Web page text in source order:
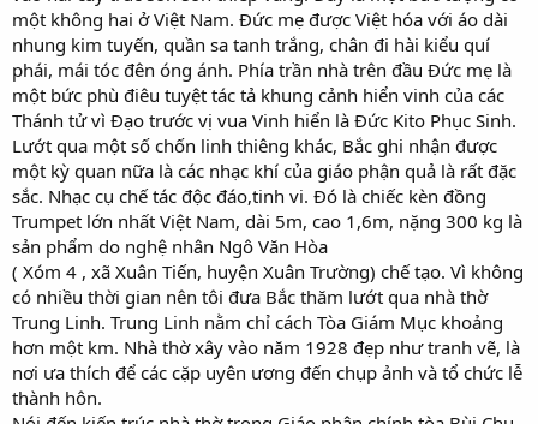
một không hai ở Việt Nam. Đức mẹ được Việt hóa với áo dài
nhung kim tuyến, quần sa tanh trắng, chân đi hài kiểu quí
phái, mái tóc đên óng ánh. Phía trần nhà trên đầu Đức mẹ là
một bức phù điêu tuyệt tác tả khung cảnh hiển vinh của các
Thánh tử vì Đạo trước vị vua Vinh hiển là Đức Kito Phục Sinh.
Lướt qua một số chốn linh thiêng khác, Bắc ghi nhận được
một kỳ quan nữa là các nhạc khí của giáo phận quả là rất đặc
sắc. Nhạc cụ chế tác độc đáo,tinh vi. Đó là chiếc kèn đồng
Trumpet lớn nhất Việt Nam, dài 5m, cao 1,6m, nặng 300 kg là
sản phẩm do nghệ nhân Ngô Văn Hòa
( Xóm 4 , xã Xuân Tiến, huyện Xuân Trường) chế tạo. Vì không
có nhiều thời gian nên tôi đưa Bắc thăm lướt qua nhà thờ
Trung Linh. Trung Linh nằm chỉ cách Tòa Giám Mục khoảng
hơn một km. Nhà thờ xây vào năm 1928 đẹp như tranh vẽ, là
nơi ưa thích để các cặp uyên ương đến chụp ảnh và tổ chức lễ
thành hôn.